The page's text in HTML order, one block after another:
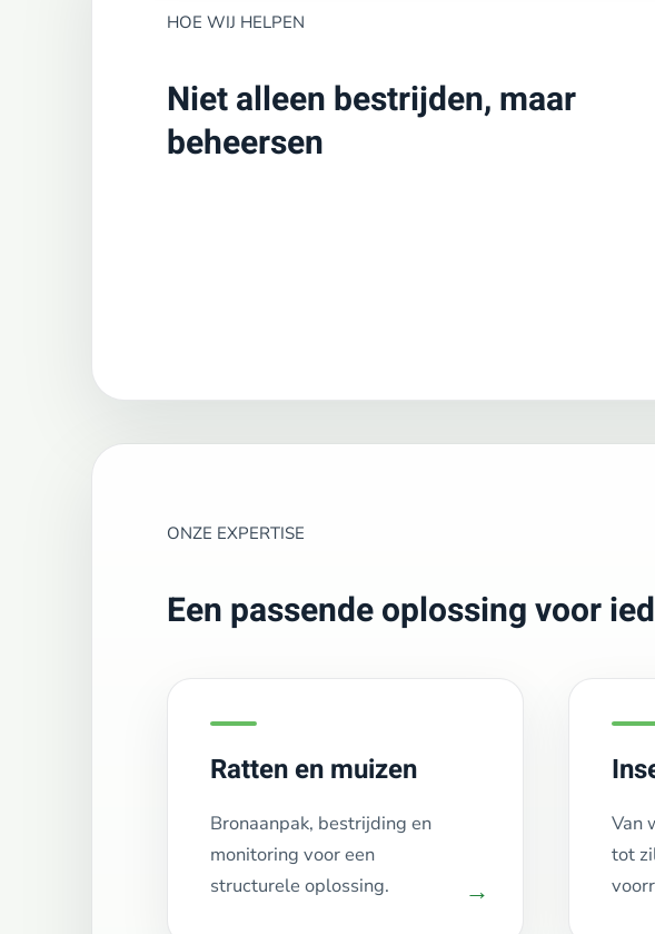
HOE WIJ HELPEN
Niet alleen bestrijden, maar
beheersen
ONZE EXPERTISE
Een passende oplossing voor
Ratten en muizen
Bronaanpak, bestrijding en
monitoring voor een
structurele oplossing.
Van
tot